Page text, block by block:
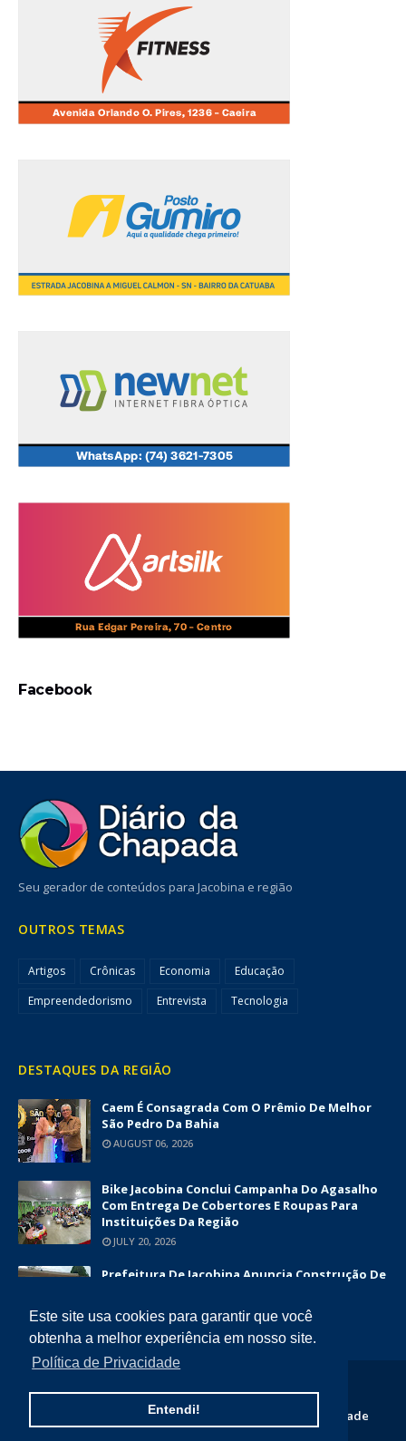
Este site usa cookies para garantir que você
obtenha a melhor experiência em nosso site.
Política de Privacidade
Entendi!
Facebook
Seu gerador de conteúdos para Jacobina e região
OUTROS TEMAS
Artigos Crônicas Economia
Educação
Empreendedorismo
Entrevista Tecnologia
DESTAQUES DA REGIÃO
Caem É Consagrada Com O Prêmio De Melhor
São Pedro Da Bahia
AUGUST 06, 2026
Bike Jacobina Conclui Campanha Do Agasalho
Com Entrega De Cobertores E Roupas Para
Instituições Da Região
JULY 20, 2026
Prefeitura De Jacobina Anuncia Construção De
Superior A R$ 1,7 Milhão
JUNE 12, 2026
Quem Somos Contato
Politica de Privacidade